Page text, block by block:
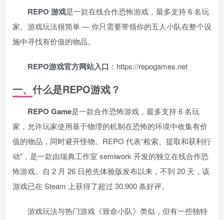
REPO 游戏是一款在线合作恐怖游戏，最多支持 6 名玩
家。游戏玩法很简单 — 你只需要带领你的五人小队在整个设
施中寻找有价值的物品。
REPO游戏官方网站入口 ：https://repogames.net
一、什么是REPO游戏？
REPO Game是一款合作恐怖游戏，最多支持 6 名玩
家，允许玩家使用基于物理的机制在恐怖的环境中收集有价
值的物品，同时避开怪物。REPO 代表“检索、提取和获利行
动”，是一款由瑞典工作室 semiwork 开发的独立在线合作恐
怖游戏。自 2 月 26 日抢先体验版发布以来，不到 20 天，该
游戏已在 Steam 上获得了超过 30,900 条好评。
游戏玩法与热门游戏《致命小队》类似，但有一些独特